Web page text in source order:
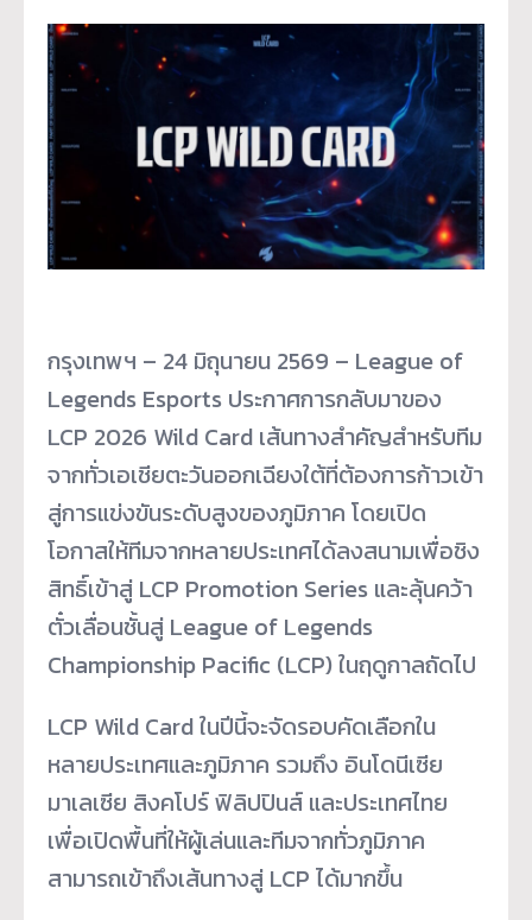
กรุงเทพฯ – 24 มิถุนายน 2569 – League of
Legends Esports ประกาศการกลับมาของ
LCP 2026 Wild Card เส้นทางสำคัญสำหรับทีม
จากทั่วเอเชียตะวันออกเฉียงใต้ที่ต้องการก้าวเข้า
สู่การแข่งขันระดับสูงของภูมิภาค โดยเปิด
โอกาสให้ทีมจากหลายประเทศได้ลงสนามเพื่อชิง
สิทธิ์เข้าสู่ LCP Promotion Series และลุ้นคว้า
ตั๋วเลื่อนชั้นสู่ League of Legends
Championship Pacific (LCP) ในฤดูกาลถัดไป
LCP Wild Card ในปีนี้จะจัดรอบคัดเลือกใน
หลายประเทศและภูมิภาค รวมถึง อินโดนีเซีย
มาเลเซีย สิงคโปร์ ฟิลิปปินส์ และประเทศไทย
เพื่อเปิดพื้นที่ให้ผู้เล่นและทีมจากทั่วภูมิภาค
สามารถเข้าถึงเส้นทางสู่ LCP ได้มากขึ้น